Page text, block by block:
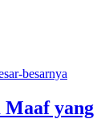
yang